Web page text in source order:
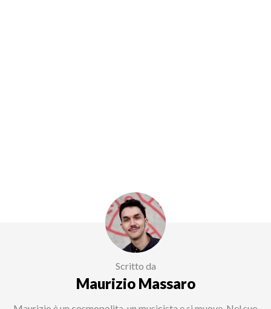
Scritto da
Maurizio Massaro